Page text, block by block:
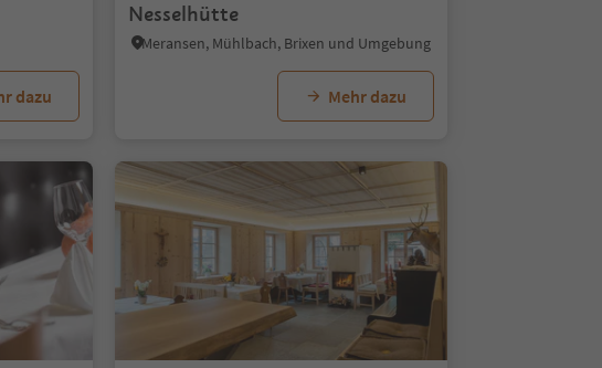
dazu
Nesselhütte
Meransen, Mühlbach, Brixen und Umgebung
Mehr dazu